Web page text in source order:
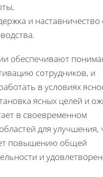
и наставничество
обеспечивают
сотрудников, и
в условиях
ясных целей и
в своевременном
для улучшения,
повышению общей
и